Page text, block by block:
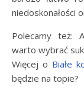
niedoskonałości
Polecamy też:
warto wybrać
Więcej o Białe
będzie na topie?